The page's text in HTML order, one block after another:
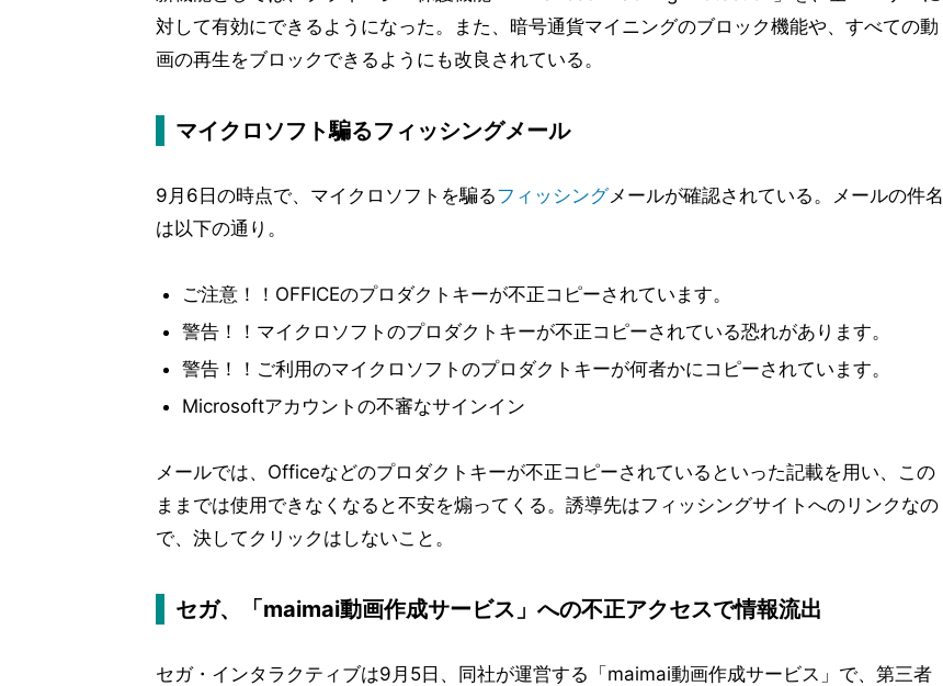
対して有効にできるようになった。また、暗号通貨マイニングのブロック機能や、すべての動
画の再生をブロックできるようにも改良されている。
マイクロソフト騙るフィッシングメール
9月6日の時点で、マイクロソフトを騙るフィッシングメールが確認されている。メールの件名
は以下の通り。
ご注意！！OFFICEのプロダクトキーが不正コピーされています。
警告！！マイクロソフトのプロダクトキーが不正コピーされている恐れがあります。
警告！！ご利用のマイクロソフトのプロダクトキーが何者かにコピーされています。
Microsoftアカウントの不審なサインイン
メールでは、Officeなどのプロダクトキーが不正コピーされているといった記載を用い、この
ままでは使用できなくなると不安を煽ってくる。誘導先はフィッシングサイトへのリンクなの
で、決してクリックはしないこと。
セガ、「maimai動画作成サービス」への不正アクセスで情報流出
セガ・インタラクティブは9月5日、同社が運営する「maimai動画作成サービス」で、第三者